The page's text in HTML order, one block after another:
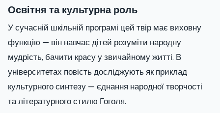
Освітня та культурна роль
У сучасній шкільній програмі цей твір має виховну
функцію — він навчає дітей розуміти народну
мудрість, бачити красу у звичайному житті. В
університетах повість досліджують як приклад
культурного синтезу — єднання народної творчості
та літературного стилю Гоголя.